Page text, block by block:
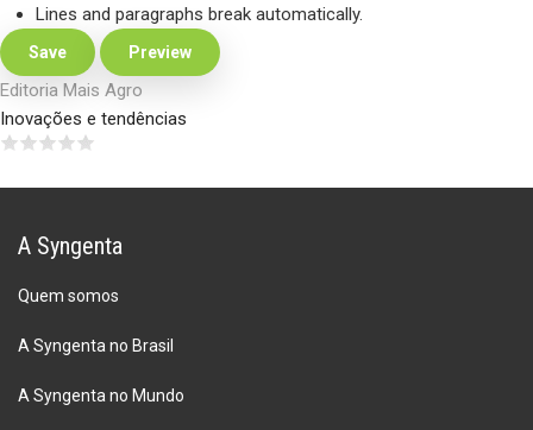
Lines and paragraphs break automatically.
Editoria Mais Agro
Inovações e tendências
A Syngenta
Quem somos
A Syngenta no Brasil
A Syngenta no Mundo